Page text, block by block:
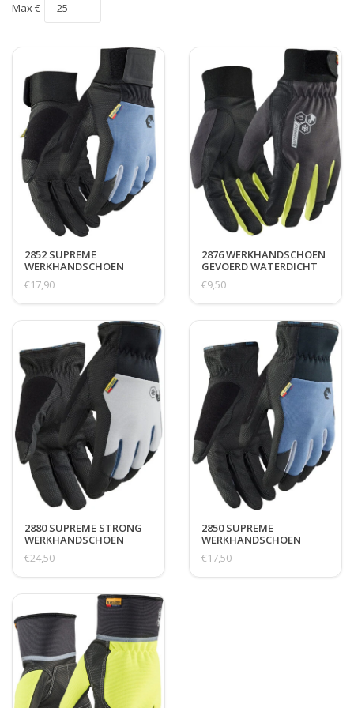
Max €
2852 SUPREME
WERKHANDSCHOEN
TOUCH KLITTENBAND
€17,90
2876 WERKHANDSCHOEN
GEVOERD WATERDICHT
TOUCH
€9,50
2880 SUPREME STRONG
WERKHANDSCHOEN
GEVOERD
€24,50
2850 SUPREME
WERKHANDSCHOEN
TOUCH
€17,50